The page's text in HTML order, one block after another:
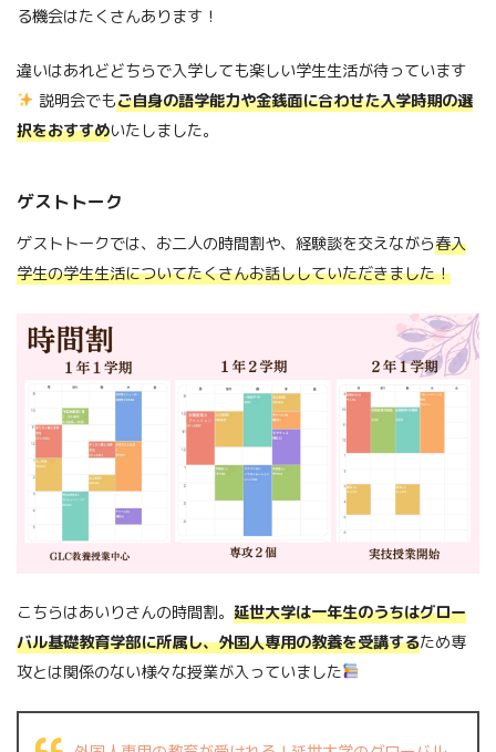
る機会はたくさんあります！
違いはあれどどちらで入学しても楽しい学生生活が待っています
説明会でもご自身の語学能力や金銭面に合わせた入学時期の選
択をおすすめいたしました。
ゲストトーク
ゲストトークでは、お二人の時間割や、経験談を交えながら春入
学生の学生生活についてたくさんお話ししていただきました！
こちらはあいりさんの時間割。 延世大学は一年生のうちはグロー
バル基礎教育学部に所属し、外国人専用の教養を受講するため専
攻とは関係のない様々な授業が入っていました